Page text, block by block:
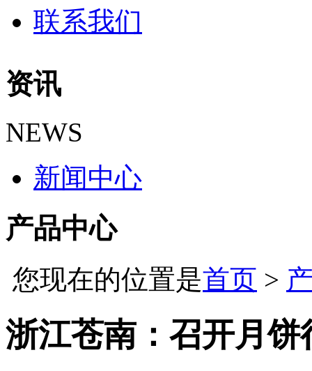
联系我们
资讯
NEWS
新闻中心
产品中心
您现在的位置是首页 >
浙江苍南：召开月